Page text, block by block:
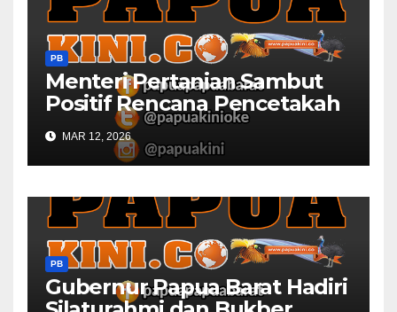
PB
Menteri Pertanian Sambut
Positif Rencana Pencetakah
Sawah dan Ladang di Papua
Barat
MAR 12, 2026
PB
Gubernur Papua Barat Hadiri